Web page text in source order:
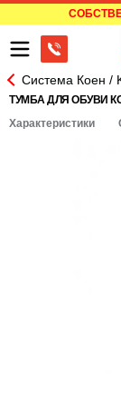
Система Коен /
ТУМБА ДЛЯ ОБУВИ
Характеристики